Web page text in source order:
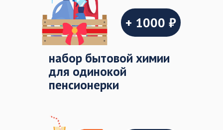
набор бытовой химии
для одинокой
пенсионерки
+ 1000 ₽